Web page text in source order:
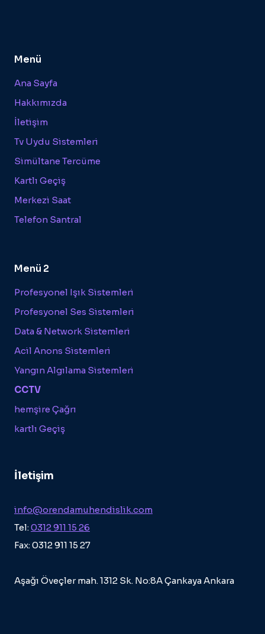
Menü
Ana Sayfa
Hakkımızda
İletişim
Tv Uydu Sistemleri
Simültane Tercüme
Kartlı Geçiş
Merkezi Saat
Telefon Santral
Menü 2
Profesyonel Işık Sistemleri
Profesyonel Ses Sistemleri
Data & Network Sistemleri
Acil Anons Sistemleri
Yangın Algılama Sistemleri
CCTV
hemşire Çağrı
kartlı Geçiş
İletişim
info@orendamuhendislik.com
Tel:0312 911 15 26
Fax: 0312 911 15 27
Aşağı Öveçler mah. 1312 Sk. No:8A Çankaya Ankara